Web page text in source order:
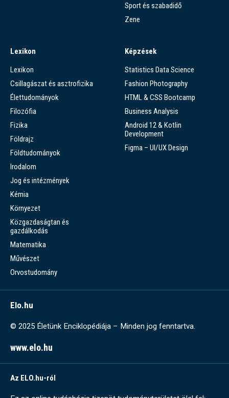
Sport és szabadidő
Zene
Lexikon
Lexikon
Csillagászat és asztrofizika
Élettudományok
Filozófia
Fizika
Földrajz
Földtudományok
Irodalom
Jog és intézmények
Kémia
Környezet
Közgazdaságtan és
gazdálkodás
Matematika
Művészet
Orvostudomány
Képzések
Statistics Data Science
Fashion Photography
HTML & CSS Bootcamp
Business Analysis
Android 12 & Kotlin
Development
Figma – UI/UX Design
Elo.hu
© 2025 Életünk Enciklopédiája – Minden jog fenntartva.
www.elo.hu
Az ELO.hu-ról